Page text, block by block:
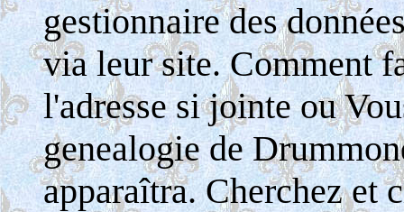
gestionnaire des
via leur site. Comment
l'adresse si jointe ou
genealogie de
apparaîtra. Cherchez et